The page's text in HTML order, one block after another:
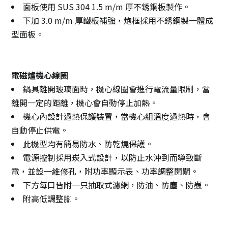
面板使用 SUS 304 1.5 m/m 厚不銹鋼板製作。
下加 3.0 m/m 厚鐵板補強，炮框採用不銹鋼製一體成
型面板。
電磁爐機心線圈
鍋具離開玻璃面時，機心線圈會進行電流量限制，當
離開一定的距離，機心會自動停止加熱。
機心內設計過熱保護裝置，當機心組溫度過熱時，會
自動停止供電。
此機型均有簡易防水、防乾燒保護。
電源控制採用崁入式設計，以防止水沖到而導致斷
電，並設一維修孔，附功率顯示表、功率調整開關。
下方每口皆附一只抽取式濾網，防油、防塵、防蟲。
附高低調整腳。